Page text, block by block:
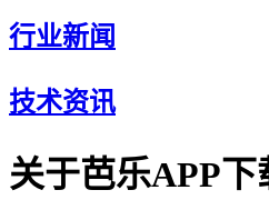
行业新闻
技术资讯
关于芭乐APP